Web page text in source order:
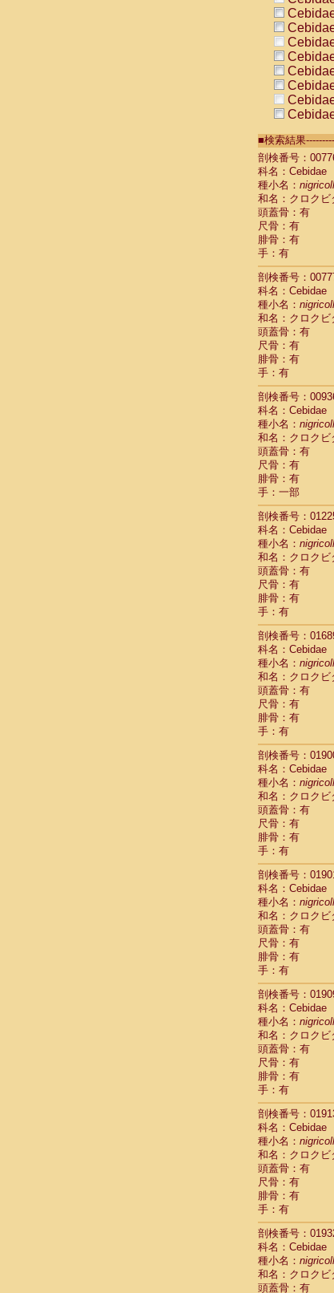
Cebidae
Cebidae
Cebidae
Cebidae
Cebidae
Cebidae
Cebidae
Cebidae
Cebidae
Atelidae
Atelidae
Atelidae
Atelidae
■検索結果
剖検番号：
科名：Cebidae
種小名：
和名：クロクビ
頭蓋骨：有
尺骨：有
腓骨：有
手：有
剖検番号：
科名：Cebidae
種小名：
和名：クロクビ
頭蓋骨：有
尺骨：有
腓骨：有
手：有
剖検番号：
科名：Cebidae
種小名：
和名：クロクビ
頭蓋骨：有
尺骨：有
腓骨：有
手：一部
剖検番号：
科名：Cebidae
種小名：
和名：クロクビ
頭蓋骨：有
尺骨：有
腓骨：有
手：有
剖検番号：
科名：Cebidae
種小名：
和名：クロクビ
頭蓋骨：有
尺骨：有
腓骨：有
手：有
剖検番号：
科名：Cebidae
種小名：
和名：クロクビ
頭蓋骨：有
尺骨：有
腓骨：有
手：有
剖検番号：
科名：Cebidae
種小名：
和名：クロクビ
頭蓋骨：有
尺骨：有
腓骨：有
手：有
剖検番号：
科名：Cebidae
種小名：
和名：クロクビ
頭蓋骨：有
尺骨：有
腓骨：有
手：有
剖検番号：
科名：Cebidae
種小名：
和名：クロクビ
頭蓋骨：有
尺骨：有
腓骨：有
手：有
剖検番号：
科名：Cebidae
種小名：
和名：クロクビ
頭蓋骨：有